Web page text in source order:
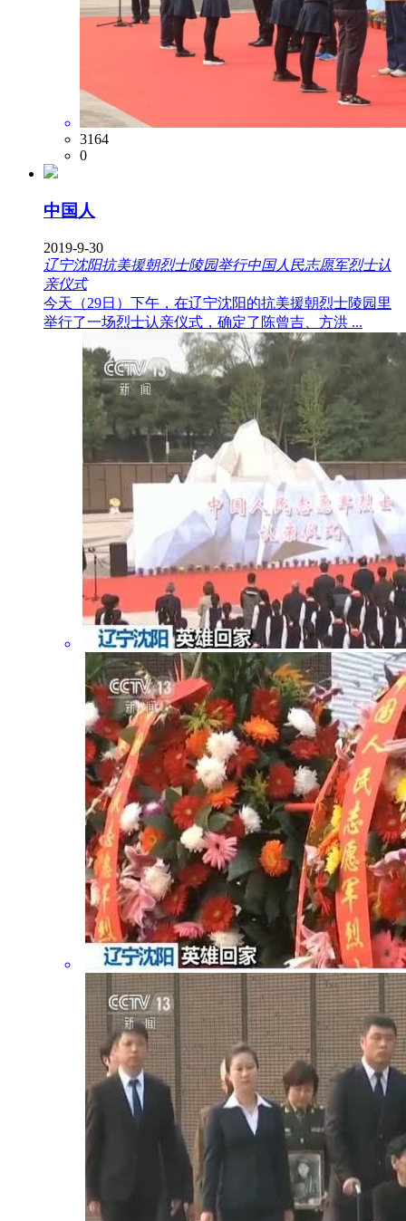
3164
0
中国人
2019-9-30
辽宁沈阳抗美援朝烈士陵园举行中国人民志愿军烈士认
亲仪式
今天（29日）下午，在辽宁沈阳的抗美援朝烈士陵园里
举行了一场烈士认亲仪式，确定了陈曾吉、方洪 ...